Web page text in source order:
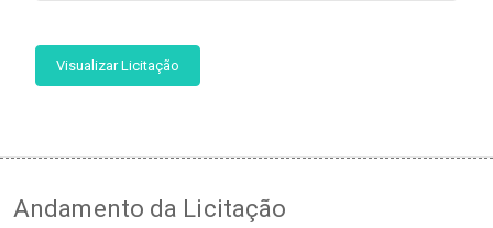
Visualizar Licitação
Andamento da Licitação